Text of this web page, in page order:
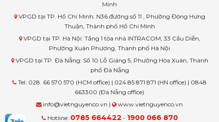
Minh
VPGD tại TP. Hồ Chí Minh: N36 đường số 11 , Phường Đông Hưng
Thuận, Thành phố Hồ Chí Minh
VPGD tại TP. Hà Nội: Tầng 1 tòa nhà INTRACOM, 33 Cầu Diễn,
Phường Xuân Phương, Thành phố Hà Nội
VPGD tại TP. Đà Nẵng: Số 10 Lỗ Giáng 5, Phường Hòa Xuân, Thành
phố Đà Nẵng
Tel: 028. 66 570 570 (HCM office) | 024.85 871 871 (HN office) | 0848
663300 (Đà Nẵng office)
info@vietnguyenco.vn |
www.vietnguyenco.vn
Hotline: 0785 664422 - 1900 066 870